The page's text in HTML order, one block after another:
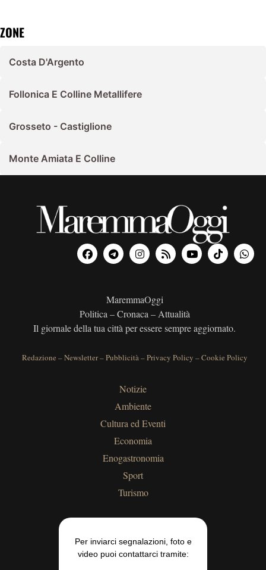
ZONE
Costa D'Argento
Follonica E Colline Metallifere
Grosseto - Castiglione
Monte Amiata E Colline
MaremmaOggi
Politica – Cronaca – Attualità
Il giornale della tua città per essere sempre aggiornato.
Redazione –Newsletter–Pubblicità–Privacy Policy –Cookie Policy
Notizie
Ambiente
Cultura ed Eventi
Economia
Enogastronomia
Sport
Turismo
Per inviarci segnalazioni, foto e
video puoi contattarci tramite: